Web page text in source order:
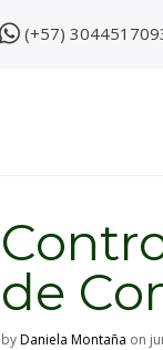
(+57)
de
byDaniela Montaña on